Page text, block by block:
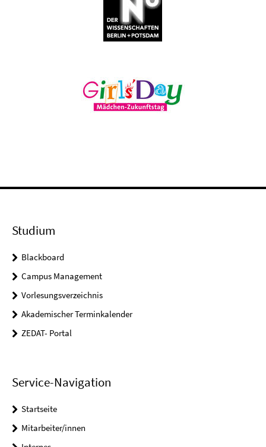
Studium
Blackboard
Campus Management
Vorlesungsverzeichnis
Akademischer Terminkalender
ZEDAT- Portal
Service-Navigation
Startseite
Mitarbeiter/innen